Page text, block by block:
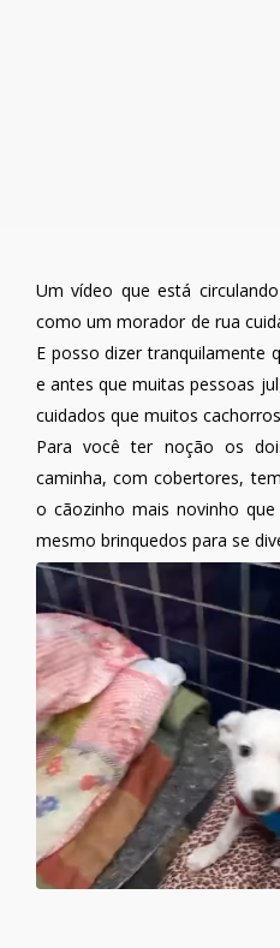
Um vídeo que está
como um morador de rua
E posso dizer tranquilamente
e antes que muitas pessoas
cuidados que muitos
Para você ter noção os
caminha, com cobertores,
o cãozinho mais novinho
mesmo brinquedos para se